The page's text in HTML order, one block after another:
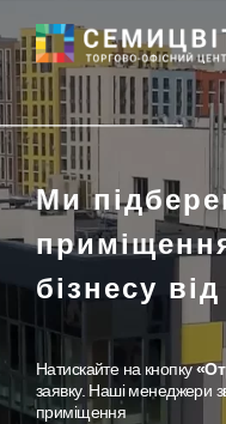
Ми
бізнесу
Натискайте на кнопку
заявку. Наші менеджери
приміщення